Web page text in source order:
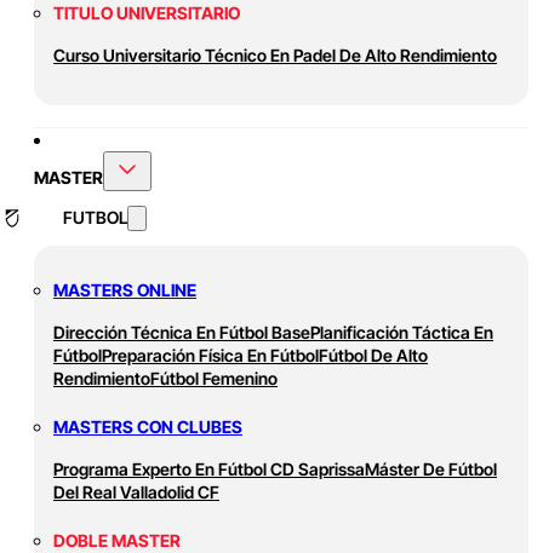
TITULO UNIVERSITARIO
Curso Universitario Técnico En Padel De Alto Rendimiento
MASTER
FUTBOL
MASTERS ONLINE
Dirección Técnica En Fútbol BasePlanificación Táctica En
FútbolPreparación Física En FútbolFútbol De Alto
RendimientoFútbol Femenino
MASTERS CON CLUBES
Programa Experto En Fútbol CD SaprissaMáster De Fútbol
Del Real Valladolid CF
DOBLE MASTER